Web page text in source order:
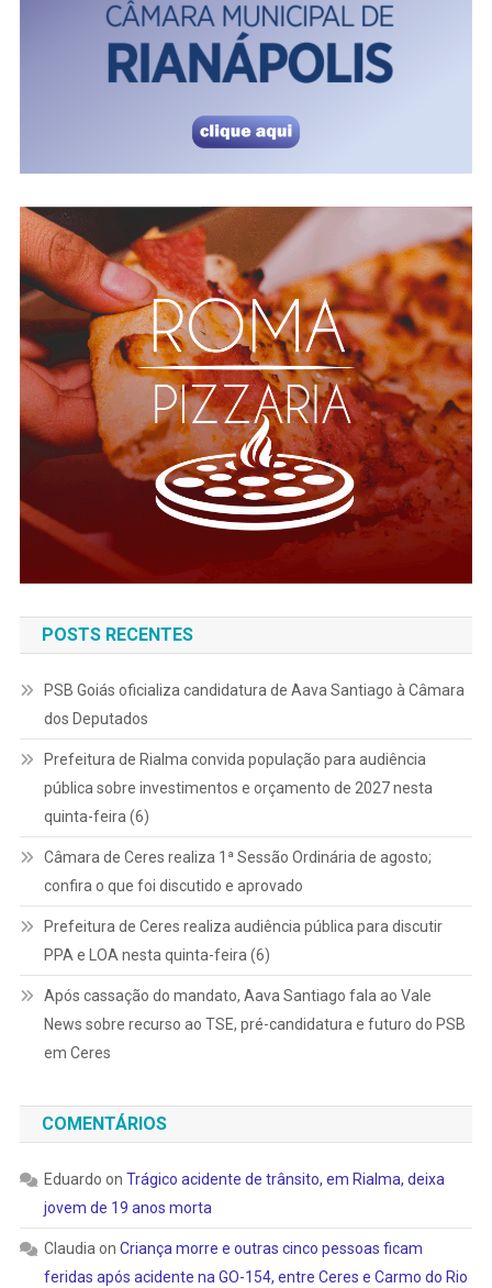
POSTS RECENTES
PSB Goiás oficializa candidatura de Aava Santiago à Câmara
dos Deputados
Prefeitura de Rialma convida população para audiência
pública sobre investimentos e orçamento de 2027 nesta
quinta-feira (6)
Câmara de Ceres realiza 1ª Sessão Ordinária de agosto;
confira o que foi discutido e aprovado
Prefeitura de Ceres realiza audiência pública para discutir
PPA e LOA nesta quinta-feira (6)
Após cassação do mandato, Aava Santiago fala ao Vale
News sobre recurso ao TSE, pré-candidatura e futuro do PSB
em Ceres
COMENTÁRIOS
Eduardo on Trágico acidente de trânsito, em Rialma, deixa
jovem de 19 anos morta
Claudia on Criança morre e outras cinco pessoas ficam
feridas após acidente na GO-154, entre Ceres e Carmo do Rio